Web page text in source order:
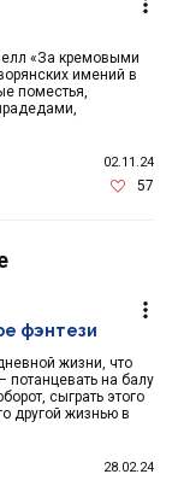
«За кремовыми
имений в
поместья,
02.11.24
57
жизни, что
потанцевать на балу
сыграть этого
другой жизнью в
фэнтези
28.02.24